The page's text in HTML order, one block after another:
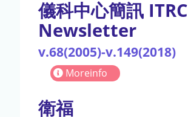
儀科中心簡訊 ITRC
Newsletter
v.68(2005)-v.149(2018)
Moreinfo
衛福